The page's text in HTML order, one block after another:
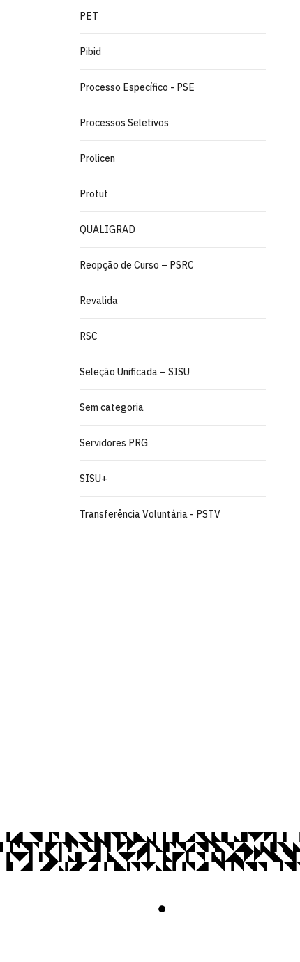
PET
Pibid
Processo Específico - PSE
Processos Seletivos
Prolicen
Protut
QUALIGRAD
Reopção de Curso – PSRC
Revalida
RSC
Seleção Unificada – SISU
Sem categoria
Servidores PRG
SISU+
Transferência Voluntária - PSTV